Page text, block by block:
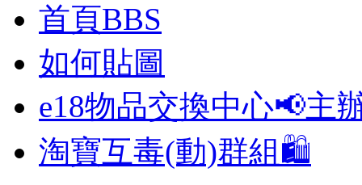
首頁BBS
如何貼圖
e18物品交換中心📢主
淘寶互毒(動)群組🛍️